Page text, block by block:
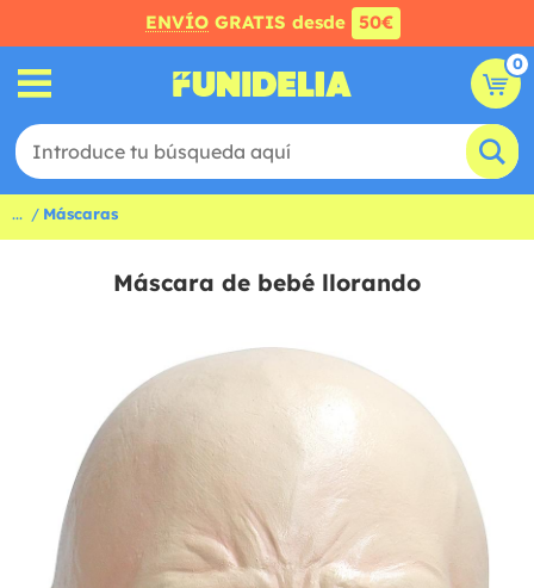
ENVÍO GRATIS desde 50€
0
... Máscaras
Máscara de bebé llorando